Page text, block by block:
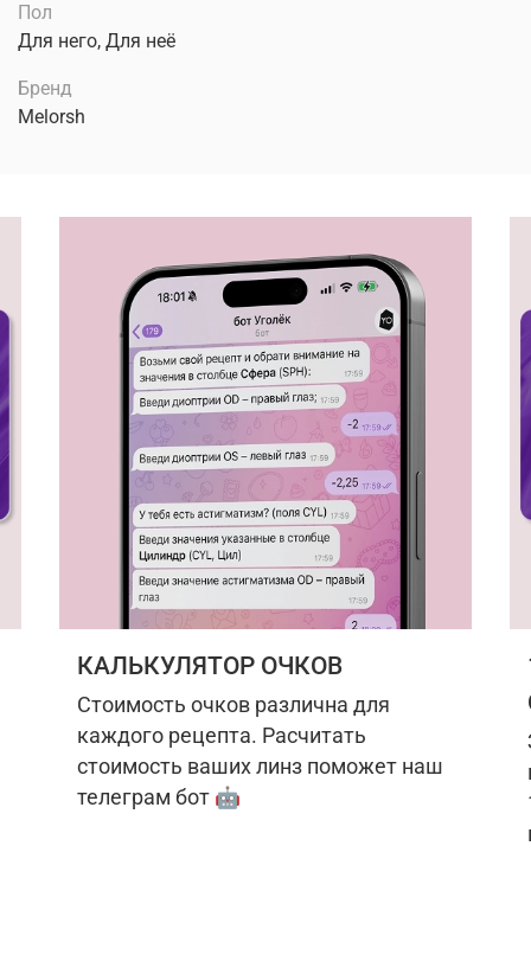
Пол
Для него, Для неё
Бренд
Melorsh
КАЛЬКУЛЯТОР ОЧКОВ
Стоимость очков различна для
каждого рецепта. Расчитать
стоимость ваших линз поможет наш
телеграм бот 🤖